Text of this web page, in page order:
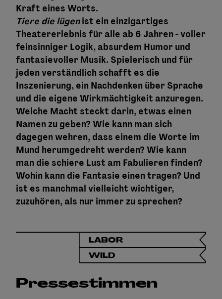
Kraft eines Worts.
Tiere die lügenist ein einzigartiges
Theatererlebnis für alle ab 6 Jahren - voller
feinsinniger Logik, absurdem Humor und
fantasievoller Musik. Spielerisch und für
jeden verständlich schafft es die
Inszenierung, ein Nachdenken über Sprache
und die eigene Wirkmächtigkeit anzuregen.
Welche Macht steckt darin, etwas einen
Namen zu geben? Wie kann man sich
dagegen wehren, dass einem die Worte im
Mund herumgedreht werden? Wie kann
man die schiere Lust am Fabulieren finden?
Wohin kann die Fantasie einen tragen? Und
ist es manchmal vielleicht wichtiger,
zuzuhören, als nur immer zu sprechen?
LABOR
WILD
Pressestimmen